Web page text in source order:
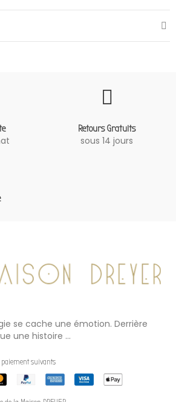
Retours Gratuits
sous 14 jours
se cache une émotion. Derrière
une histoire ...
paiement suivants